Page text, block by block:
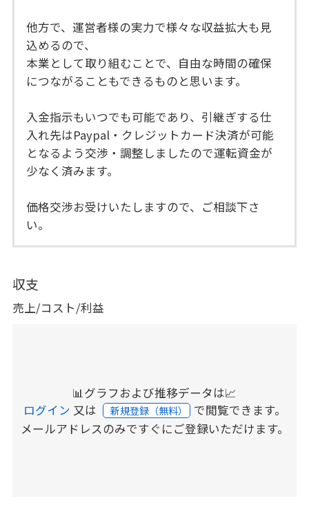
他方で、運営者様の実力で様々な収益拡大も見
込めるので、
本業として取り組むことで、自由な時間の確保
につながることもできるものと思います。
入金指示もいつでも可能であり、引継ぎする仕
入れ先はPaypal・クレジットカード決済が可能
となるよう交渉・調整しましたので運転資金が
少なく済みます。
価格交渉お受けいたしますので、ご相談下さ
い。
収支
売上/コスト/利益
📊グラフおよび推移データは📈
ログイン 又は 新規登録（無料） で閲覧できます。
メールアドレスのみですぐにご登録いただけます。